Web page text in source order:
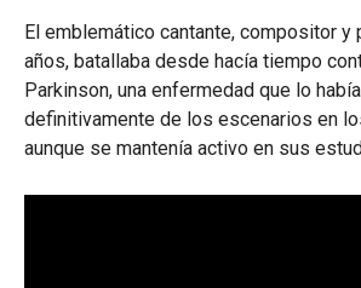
El emblemático cantante, compositor y
años, batallaba desde hacía tiempo
Parkinson, una enfermedad que lo
definitivamente de los escenarios en
aunque se mantenía activo en sus